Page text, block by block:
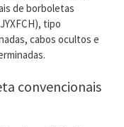
de borboletas
tipo
cabos ocultos e
convencionais